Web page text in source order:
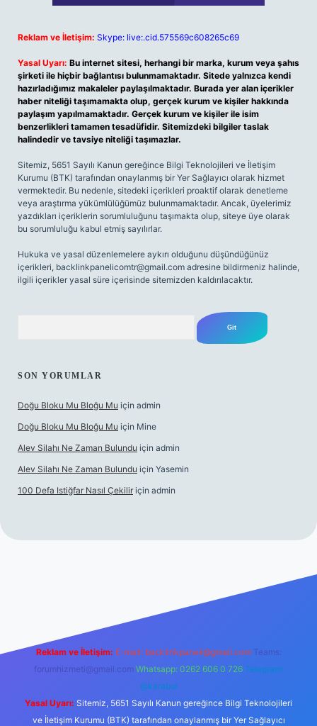
Reklam ve İletişim: Skype: live:.cid.575569c608265c69
Yasal Uyarı: Bu internet sitesi, herhangi bir marka, kurum veya şahıs
şirketi ile hiçbir bağlantısı bulunmamaktadır. Sitede yalnızca kendi
hazırladığımız makaleler paylaşılmaktadır. Burada yer alan içerikler
haber niteliği taşımamakta olup, gerçek kurum ve kişiler hakkında
paylaşım yapılmamaktadır. Gerçek kurum ve kişiler ile isim
benzerlikleri tamamen tesadüfidir. Sitemizdeki bilgiler taslak
halindedir ve tavsiye niteliği taşımazlar.
Sitemiz, 5651 Sayılı Kanun gereğince Bilgi Teknolojileri ve İletişim
Kurumu (BTK) tarafından onaylanmış bir Yer Sağlayıcı olarak hizmet
vermektedir. Bu nedenle, sitedeki içerikleri proaktif olarak denetleme
veya araştırma yükümlülüğümüz bulunmamaktadır. Ancak, üyelerimiz
yazdıkları içeriklerin sorumluluğunu taşımakta olup, siteye üye olarak
bu sorumluluğu kabul etmiş sayılırlar.
Hukuka ve yasal düzenlemelere aykırı olduğunu düşündüğünüz
içerikleri, backlinkpanelicomtr@gmail.com adresine bildirmeniz halinde,
ilgili içerikler yasal süre içerisinde sitemizden kaldırılacaktır.
SON YORUMLAR
Doğu Bloku Mu Bloğu Mu için admin
Doğu Bloku Mu Bloğu Mu için Mine
Alev Silahı Ne Zaman Bulundu için admin
Alev Silahı Ne Zaman Bulundu için Yasemin
100 Defa Istiğfar Nasıl Çekilir için admin
Reklam ve İletişim: E-mail: backlinkpaneli@gmail.com Teams:
forumhizmeti@gmail.com Whatsapp: 0262 606 0 726 Telegram:
@karabul
Yasal Uyarı: Sitemiz, 5651 Sayılı Kanun gereğince Bilgi Teknolojileri
ve İletişim Kurumu (BTK) tarafından onaylanmış bir Yer Sağlayıcı